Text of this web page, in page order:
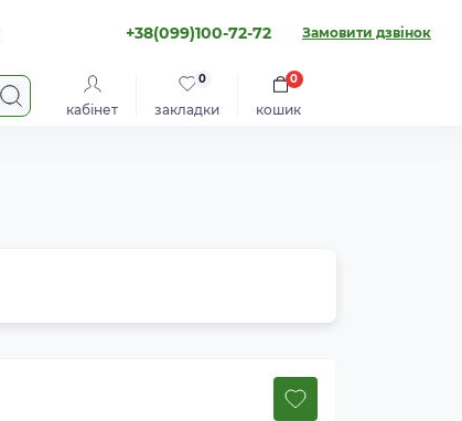
+38(099)100-72-72 Замовити дзвінок
кабінет закладки
0
кошик
0